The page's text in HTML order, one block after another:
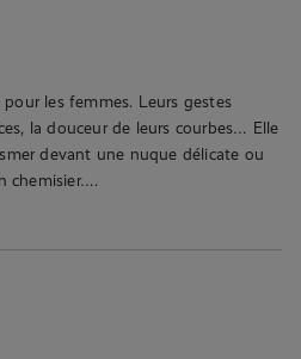
les femmes. Leurs gestes
la douceur de leurs courbes… Elle
devant une nuque délicate ou
chemisier….